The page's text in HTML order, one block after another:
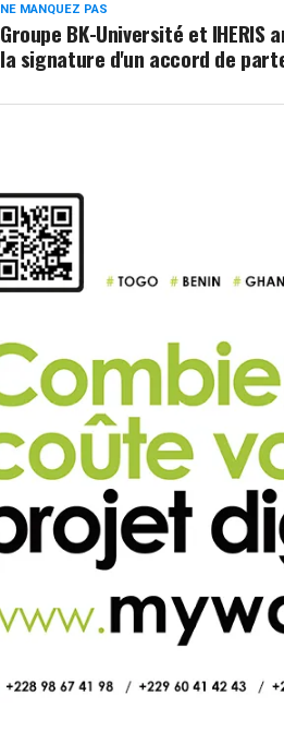
NE MANQUEZ PAS
Groupe BK-Université et IHERIS
la signature d'un accord de